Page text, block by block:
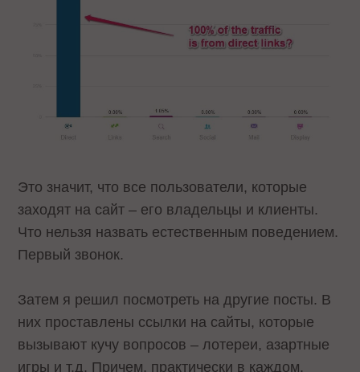
Это значит, что все пользователи, которые
заходят на сайт – его владельцы и клиенты.
Что нельзя назвать естественным поведением.
Первый звонок.
Затем я решил посмотреть на другие посты. В
них проставлены ссылки на сайты, которые
вызывают кучу вопросов – лотереи, азартные
игры и т.д. Причем, практически в каждом.